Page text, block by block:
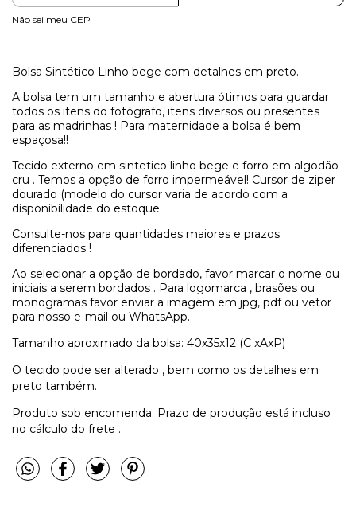
Não sei meu CEP
Bolsa Sintético Linho bege com detalhes em preto.
A bolsa tem um tamanho e abertura ótimos para guardar
todos os itens do fotógrafo, itens diversos ou presentes
para as madrinhas ! Para maternidade a bolsa é bem
espaçosa!!
Tecido externo em sintetico linho bege e forro em algodão
cru . Temos a opção de forro impermeável! Cursor de ziper
dourado (modelo do cursor varia de acordo com a
disponibilidade do estoque .
Consulte-nos para quantidades maiores e prazos
diferenciados !
Ao selecionar a opção de bordado, favor marcar o nome ou
iniciais a serem bordados . Para logomarca , brasões ou
monogramas favor enviar a imagem em jpg, pdf ou vetor
para nosso e-mail ou WhatsApp.
Tamanho aproximado da bolsa: 40x35x12 (C xAxP)
O tecido pode ser alterado , bem como os detalhes em
preto também.
Produto sob encomenda. Prazo de produção está incluso
no cálculo do frete .